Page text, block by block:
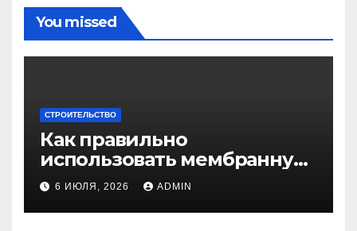
You missed
СТРОИТЕЛЬСТВО
Как правильно
использовать мембранную
плёнку для
гидроизоляции крыши
дома
6 ИЮЛЯ, 2026 ADMIN